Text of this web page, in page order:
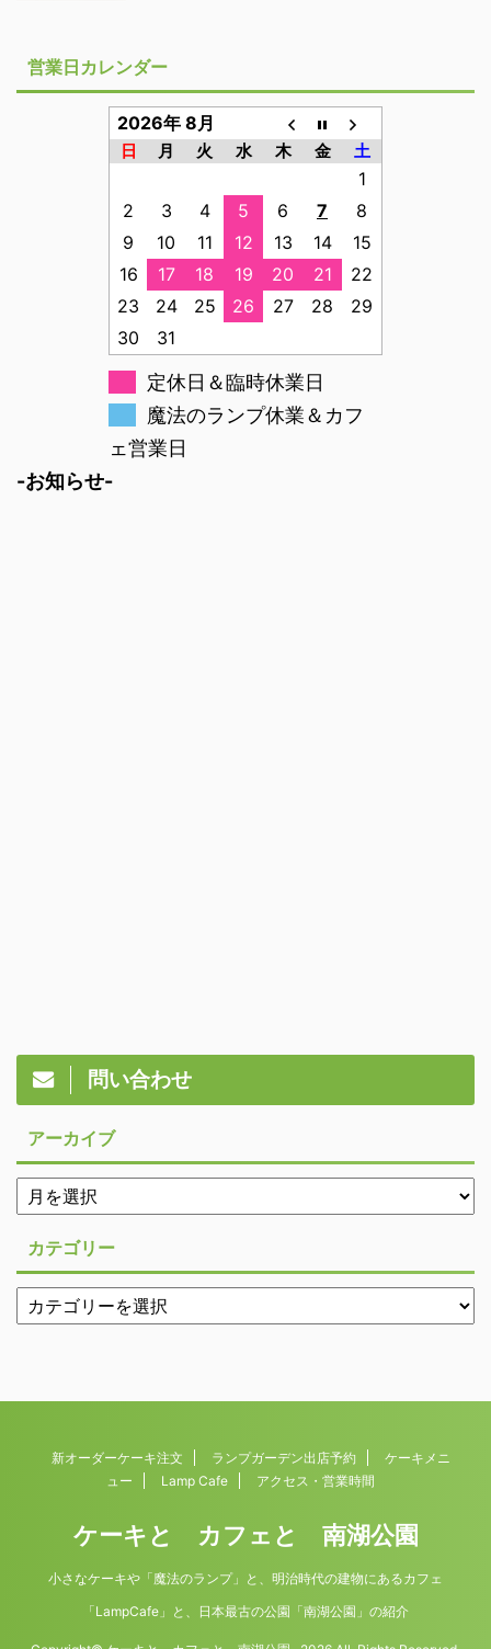
営業日カレンダー
2026年 8月
日 月 火 水 木 金 土
1
2
3 4 5 6 7
8
9
10 11 12 13 14
15
16
17 18 19 20 21
22
23
24 25 26 27 28
29
30
31
定休日＆臨時休業日
魔法のランプ休業＆カフ
ェ営業日
-お知らせ-
問い合わせ
アーカイブ
カテゴリー
新オーダーケーキ注文 ランプガーデン出店予約
ケーキメニ
ュー
Lamp Cafe アクセス・営業時間
ケーキと カフェと 南湖公園
小さなケーキや「魔法のランプ」と、明治時代の建物にあるカフェ
「LampCafe」と、日本最古の公園「南湖公園」の紹介